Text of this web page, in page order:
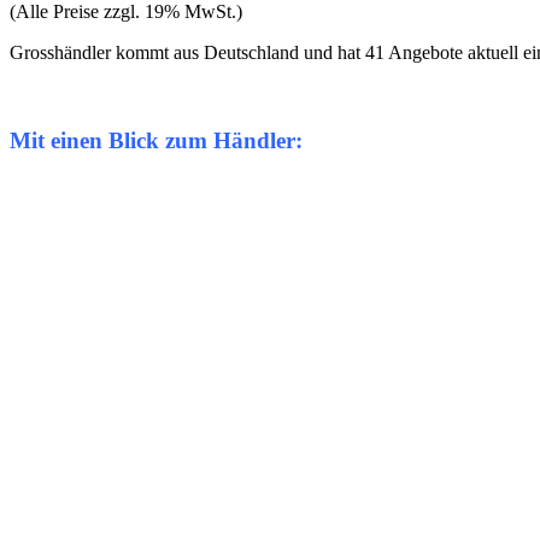
(Alle Preise zzgl. 19% MwSt.)
Grosshändler kommt aus Deutschland und hat 41 Angebote aktuell
Mit einen Blick zum Händler: